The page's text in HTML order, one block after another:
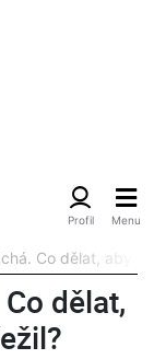
Co dělat, aby
dělat,